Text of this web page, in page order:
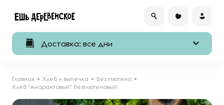
Доставка: все дни
Главная Хлеб и выпечка
Без глютена
Хлеб "Амарантовый" безглютеновый